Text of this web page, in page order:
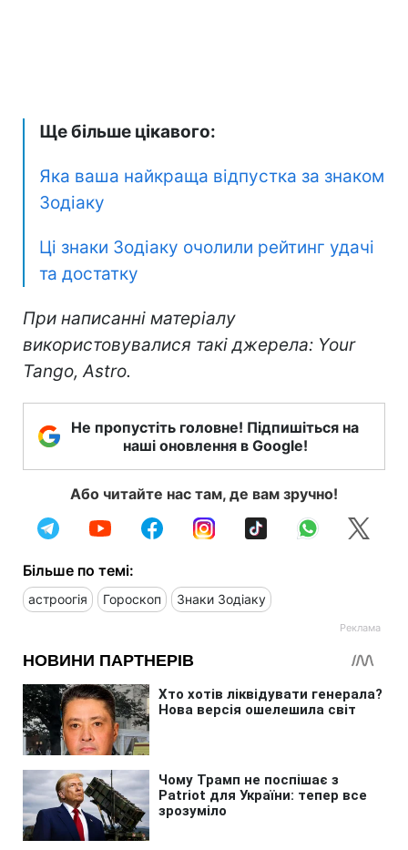
Ще більше цікавого:
Яка ваша найкраща відпустка за знаком
Зодіаку
Ці знаки Зодіаку очолили рейтинг удачі
та достатку
При написанні матеріалу
використовувалися такі джерела: Your
Tango, Astro.
Не пропустіть головне! Підпишіться на
наші оновлення в Google!
Або читайте нас там, де вам зручно!
Більше по темі:
астроогія Гороскоп Знаки Зодіаку